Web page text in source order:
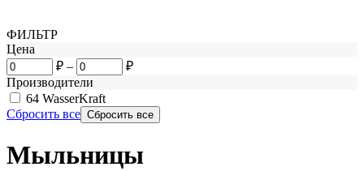
ФИЛЬТР
Цена
₽ –
₽
Производители
64 WasserKraft
Сбросить все
Мыльницы